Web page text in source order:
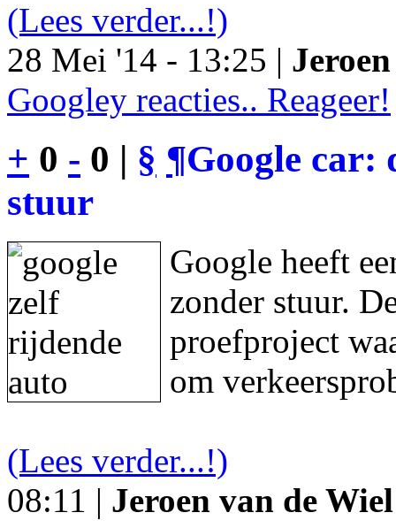
(Lees verder...!)
28 Mei '14 - 13:25 |
Googley reacties.. Reageer!
+ 0 - 0 | § ¶Google car:
stuur
Google heeft
zonder stuur.
proefproject
om
(Lees verder...!)
08:11 | Jeroen van de Wiel